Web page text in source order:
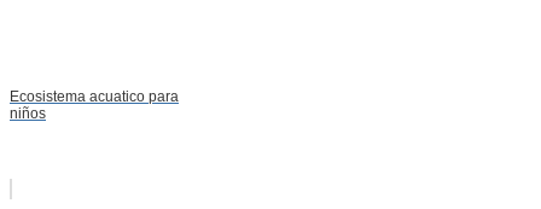
Ecosistema acuatico para
niños